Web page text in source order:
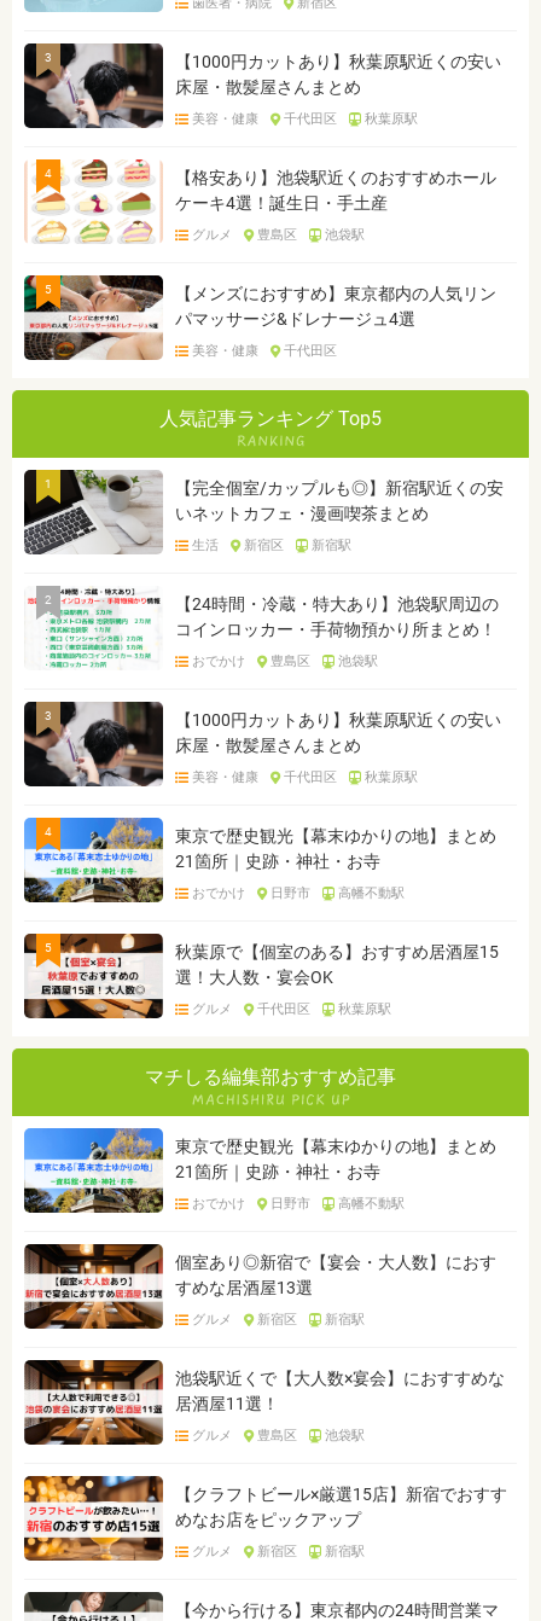
3
【1000円カットあり】秋葉原駅近くの安い
床屋・散髪屋さんまとめ
美容・健康 千代田区 秋葉原駅
4
【格安あり】池袋駅近くのおすすめホール
ケーキ4選！誕生日・手土産
グルメ 豊島区 池袋駅
5
【メンズにおすすめ】東京都内の人気リン
パマッサージ&ドレナージュ4選
美容・健康 千代田区
人気記事ランキング Top5
1
【完全個室/カップルも◎】新宿駅近くの安
いネットカフェ・漫画喫茶まとめ
生活 新宿区 新宿駅
2
【24時間・冷蔵・特大あり】池袋駅周辺の
コインロッカー・手荷物預かり所まとめ！
おでかけ 豊島区 池袋駅
3
【1000円カットあり】秋葉原駅近くの安い
床屋・散髪屋さんまとめ
美容・健康 千代田区 秋葉原駅
4
東京で歴史観光【幕末ゆかりの地】まとめ
21箇所｜史跡・神社・お寺
おでかけ 日野市 高幡不動駅
5
秋葉原で【個室のある】おすすめ居酒屋15
選！大人数・宴会OK
グルメ 千代田区 秋葉原駅
マチしる編集部おすすめ記事
東京で歴史観光【幕末ゆかりの地】まとめ
21箇所｜史跡・神社・お寺
おでかけ 日野市 高幡不動駅
個室あり◎新宿で【宴会・大人数】におす
すめな居酒屋13選
グルメ 新宿区 新宿駅
池袋駅近くで【大人数×宴会】におすすめな
居酒屋11選！
グルメ 豊島区 池袋駅
【クラフトビール×厳選15店】新宿でおすす
めなお店をピックアップ
グルメ 新宿区 新宿駅
【今から行ける】東京都内の24時間営業マ